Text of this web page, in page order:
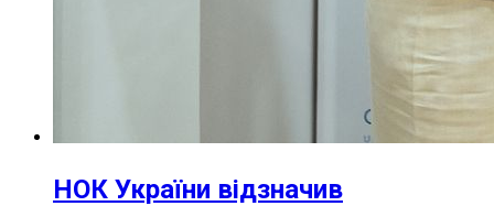
НОК України відзначив